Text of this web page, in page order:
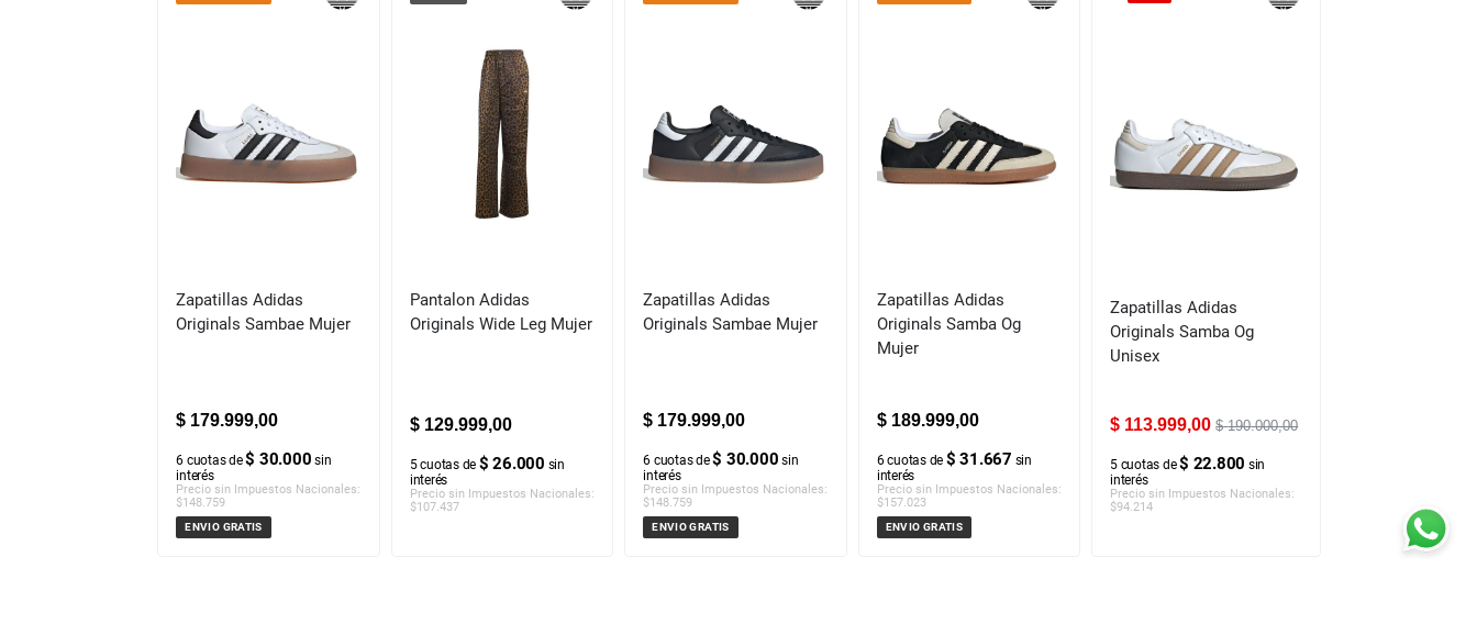
Zapatillas Adidas
Originals Sambae Mujer
$ 179.999,00
6 cuotas de$ 30.000 sin
interés
Precio sin Impuestos Nacionales:
$148.759
ENVIO GRATIS
Pantalon Adidas
Originals Wide Leg Mujer
$ 129.999,00
5cuotas de $ 26.000 sin
interés
Precio sin Impuestos Nacionales:
$107.437
Zapatillas Adidas
Originals Sambae Mujer
$ 179.999,00
6 cuotas de$ 30.000 sin
interés
Precio sin Impuestos Nacionales:
$148.759
ENVIO GRATIS
Zapatillas Adidas
Originals Samba Og
Mujer
$ 189.999,00
6cuotas de $ 31.667 sin
interés
Precio sin Impuestos Nacionales:
$157.023
ENVIO GRATIS
Zapatillas Adidas
Originals Samba Og
Unisex
$ 190.000,00
$ 113.999,00
5cuotas de$ 22.800 sin
interés
Precio sin Impuestos Nacionales:
$94.214